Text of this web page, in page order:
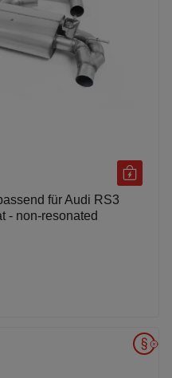
für Audi RS3
- non-resonated